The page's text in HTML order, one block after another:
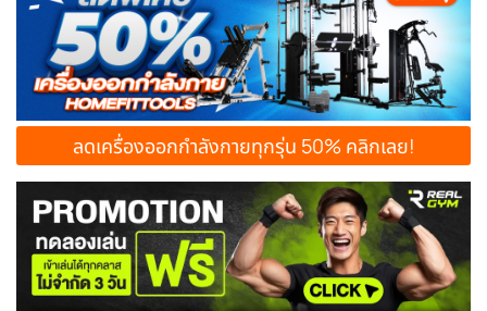
ลดเครื่องออกกำลังกายทุกรุ่น 50% คลิกเลย!